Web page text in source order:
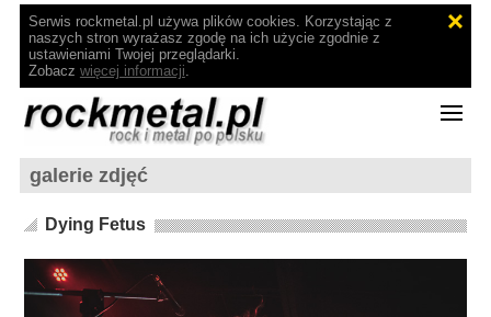
Serwis rockmetal.pl używa plików cookies. Korzystając z
naszych stron wyrażasz zgodę na ich użycie zgodnie z
ustawieniami Twojej przeglądarki.
Zobacz więcej informacji.
galerie zdjęć
Dying Fetus